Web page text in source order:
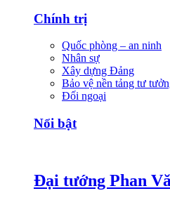
Chính trị
Quốc phòng – an ninh
Nhân sự
Xây dựng Đảng
Bảo vệ nền tảng tư
Đối ngoại
Nổi bật
Đại tướng Phan